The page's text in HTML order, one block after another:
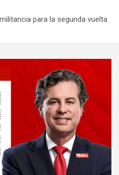
para la segunda vuelta